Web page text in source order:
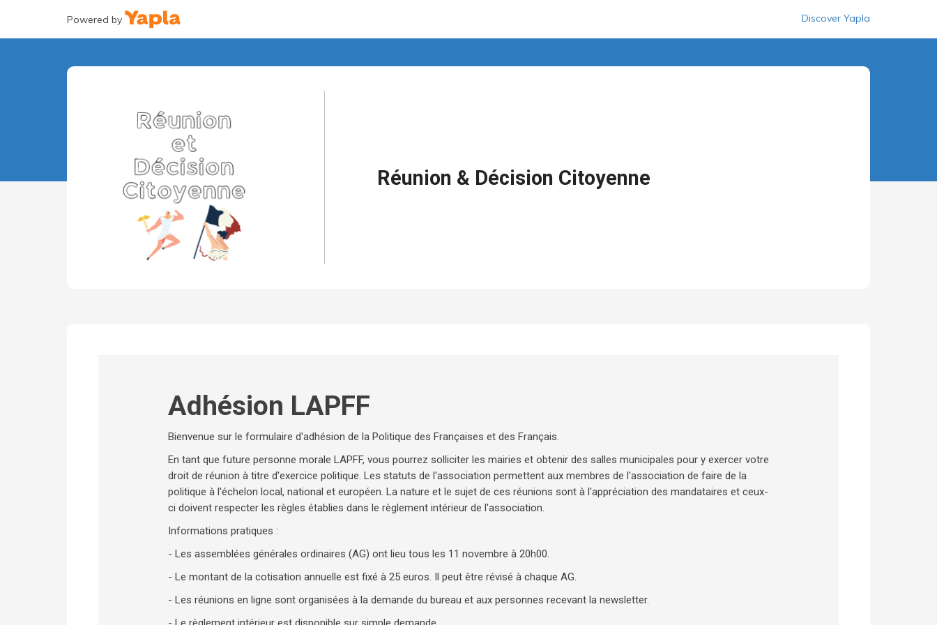
Powered by Discover Yapla
Réunion & Décision Citoyenne
Adhésion LAPFF
Bienvenue sur le formulaire d'adhésion de la Politique des Françaises et des Français.
En tant que future personne morale LAPFF, vous pourrez solliciter les mairies et obtenir des salles municipales pour y exercer votre
droit de réunion à titre d'exercice politique. Les statuts de l'association permettent aux membres de l'association de faire de la
politique à l'échelon local, national et européen. La nature et le sujet de ces réunions sont à l'appréciation des mandataires et ceux-
ci doivent respecter les règles établies dans le règlement intérieur de l'association.
Informations pratiques :
- Les assemblées générales ordinaires (AG) ont lieu tous les 11 novembre à 20h00.
- Le montant de la cotisation annuelle est fixé à 25 euros. Il peut être révisé à chaque AG.
- Les réunions en ligne sont organisées à la demande du bureau et aux personnes recevant la newsletter.